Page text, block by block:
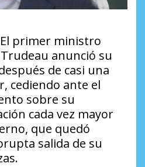
primer ministro
anunció su
de casi una
cediendo ante el
sobre su
cada vez mayor
que quedó
salida de su